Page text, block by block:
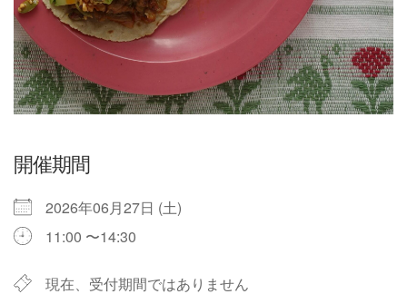
開催期間
2026年06月27日 (土)
11:00 〜14:30
現在、受付期間ではありません